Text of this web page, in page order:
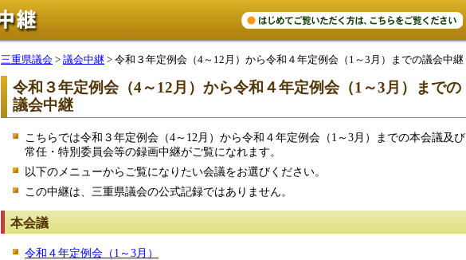
三重県議会 > 議会中継 > 令和３年定例会（4～12月）から令和４年定例会（1～3月）までの議会中継
令和３年定例会（4～12月）から令和４年定例会（1～3月）までの
議会中継
こちらでは令和３年定例会（4～12月）から令和４年定例会（1～3月）までの本会議及び
常任・特別委員会等の録画中継がご覧になれます。
以下のメニューからご覧になりたい会議をお選びください。
この中継は、三重県議会の公式記録ではありません。
本会議
令和４年定例会（1～3月）